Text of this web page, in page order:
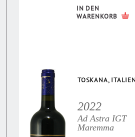
IN DEN
WARENKORB
TOSKANA,
2022
Ad Astra IGT
Maremma